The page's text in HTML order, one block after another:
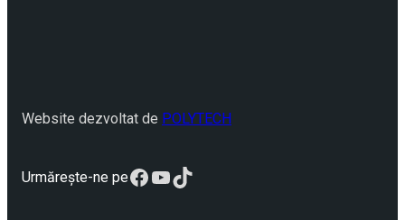
Website dezvoltat de POLYTECH
Urmărește-ne peFacebook
YouTube
TikTok